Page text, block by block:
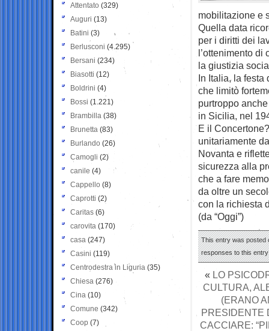
mobilitazione e
Quella data
per i diritti dei
l’ottenimento
la giustizia
In Italia, la festa
che limitò
purtroppo
in Sicilia, nel
E il
unitariamente
Novanta e
sicurezza alla
che a fare
da oltre un
con la richiesta
(da “Oggi”)
This entry was posted
responses to this
« LO
CULTURA,
(ERANO
PRESIDENTE
CACCIARE:
Attentato (329)
Auguri (13)
Batini (3)
Berlusconi (4.295)
Bersani (234)
Biasotti (12)
Boldrini (4)
Bossi (1.221)
Brambilla (38)
Brunetta (83)
Burlando (26)
Camogli (2)
canile (4)
Cappello (8)
Caprotti (2)
Caritas (6)
carovita (170)
casa (247)
Casini (119)
Centrodestra in Liguria (35)
Chiesa (276)
Cina (10)
Comune (342)
Coop (7)